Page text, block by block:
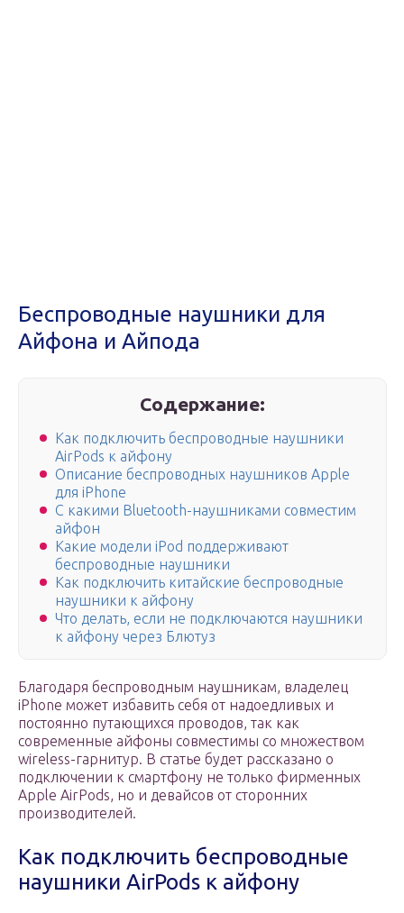
Беспроводные наушники для
Айфона и Айпода
Содержание:
Как подключить беспроводные наушники
AirPods к айфону
Описание беспроводных наушников Apple
для iPhone
С какими Bluetooth-наушниками совместим
айфон
Какие модели iPod поддерживают
беспроводные наушники
Как подключить китайские беспроводные
наушники к айфону
Что делать, если не подключаются наушники
к айфону через Блютуз
Благодаря беспроводным наушникам, владелец
iPhone может избавить себя от надоедливых и
постоянно путающихся проводов, так как
современные айфоны совместимы со множеством
wireless-гарнитур. В статье будет рассказано о
подключении к смартфону не только фирменных
Apple AirPods, но и девайсов от сторонних
производителей.
Как подключить беспроводные
наушники AirPods к айфону